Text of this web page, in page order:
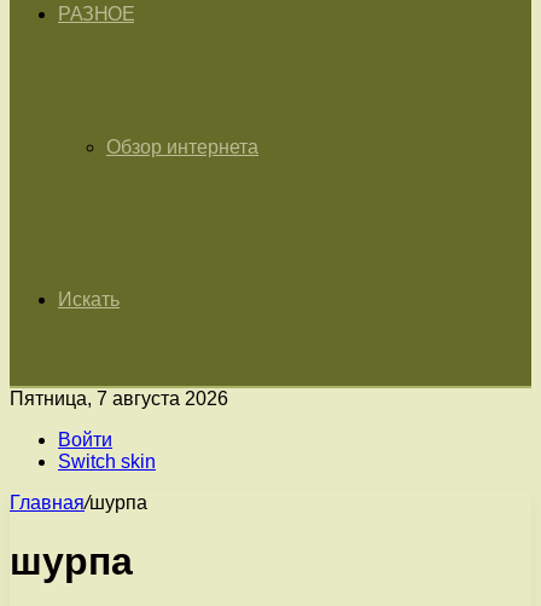
РАЗНОЕ
Обзор интернета
Искать
Пятница, 7 августа 2026
Войти
Switch skin
Главная/шурпа
шурпа